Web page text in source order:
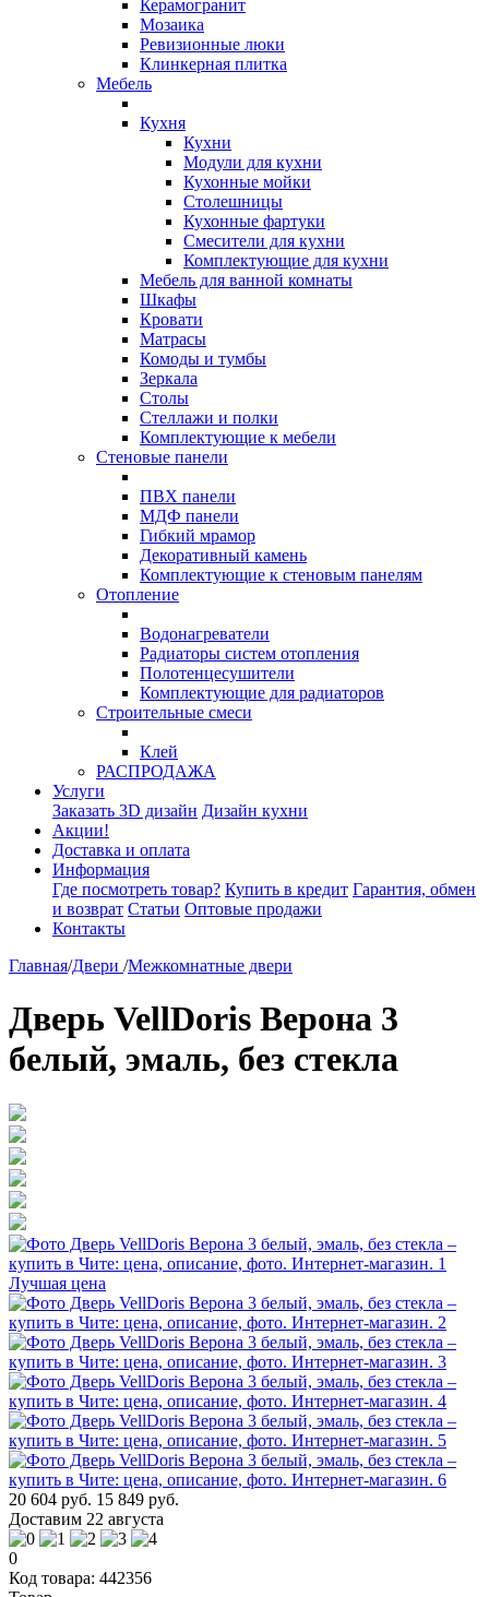
Керамогранит
Мозаика
Ревизионные люки
Клинкерная плитка
Мебель
Кухня
Кухни
Модули для кухни
Кухонные мойки
Столешницы
Кухонные фартуки
Смесители для кухни
Комплектующие для кухни
Мебель для ванной комнаты
Шкафы
Кровати
Матрасы
Комоды и тумбы
Зеркала
Столы
Стеллажи и полки
Комплектующие к мебели
Стеновые панели
ПВХ панели
МДФ панели
Гибкий мрамор
Декоративный камень
Комплектующие к стеновым панелям
Отопление
Водонагреватели
Радиаторы систем отопления
Полотенцесушители
Комплектующие для радиаторов
Строительные смеси
Клей
РАСПРОДАЖА
Услуги
Заказать 3D дизайн Дизайн кухни
Акции!
Доставка и оплата
Информация
Где посмотреть товар? Купить в кредит Гарантия, обмен
и возврат Статьи Оптовые продажи
Контакты
Главная/Двери /Межкомнатные двери
Дверь VellDoris Верона 3
белый, эмаль, без стекла
Лучшая цена
20 604 руб. 15 849 руб.
Доставим 22 августа
0
Код товара: 442356